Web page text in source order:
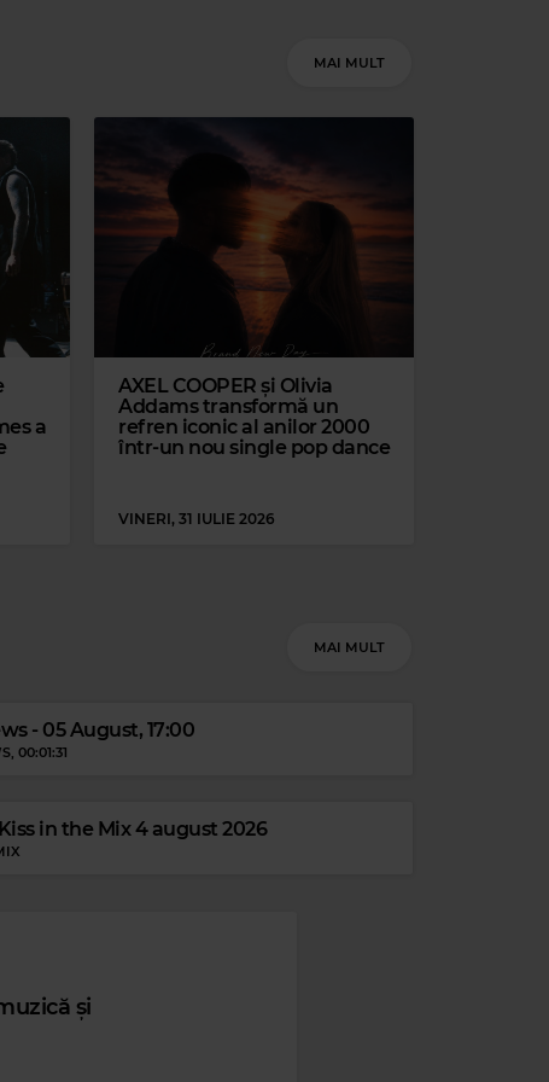
MAI MULT
a
AXEL COOPER și Olivia
Addams transformă un
refren iconic al anilor 2000
într-un nou single pop dance
VINERI, 31 IULIE 2026
MAI MULT
- 05 August, 17:00
, 00:01:31
in the Mix 4 august 2026
și